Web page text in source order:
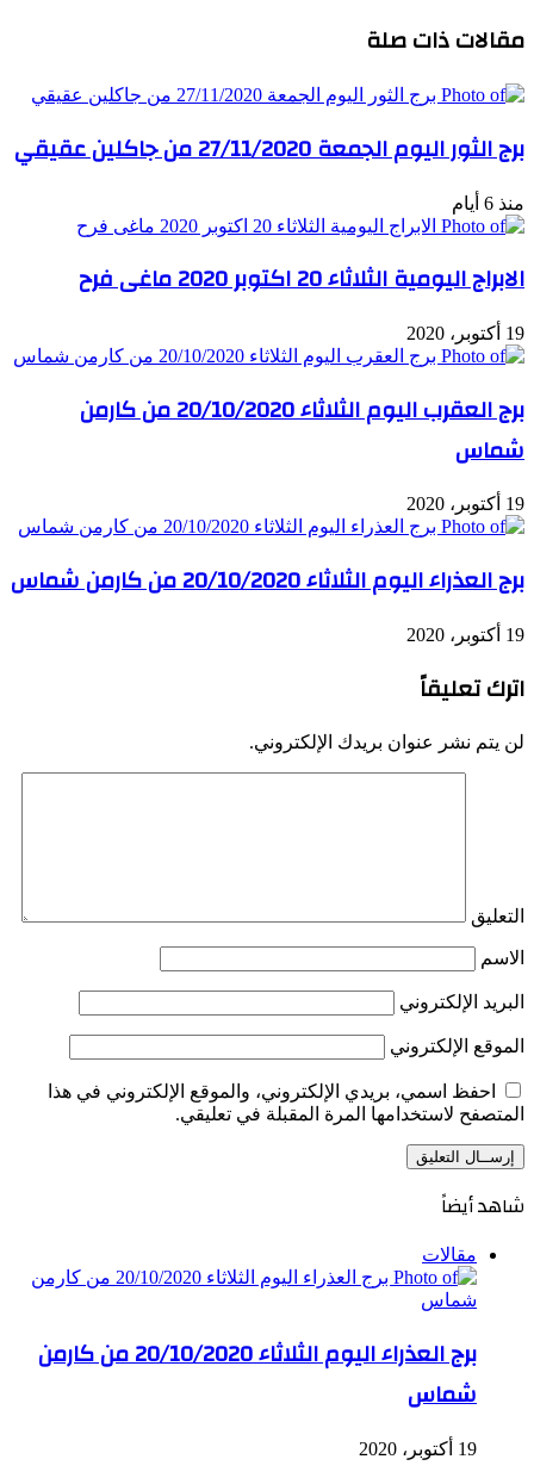
مقالات ذات صلة
برج الثور اليوم الجمعة 27/11/2020 من جاكلين عقيقي
منذ 6 أيام
الابراج اليومية الثلاثاء 20 اكتوبر 2020 ماغى فرح
19 أكتوبر، 2020
برج العقرب اليوم الثلاثاء 20/10/2020 من كارمن
شماس
19 أكتوبر، 2020
برج العذراء اليوم الثلاثاء 20/10/2020 من كارمن شماس
19 أكتوبر، 2020
اترك تعليقاً
لن يتم نشر عنوان بريدك الإلكتروني.
التعليق
الاسم
البريد الإلكتروني
الموقع الإلكتروني
احفظ اسمي، بريدي الإلكتروني، والموقع الإلكتروني في هذا
المتصفح لاستخدامها المرة المقبلة في تعليقي.
شاهد أيضاً
مقالات
برج العذراء اليوم الثلاثاء 20/10/2020 من كارمن
شماس
19 أكتوبر، 2020